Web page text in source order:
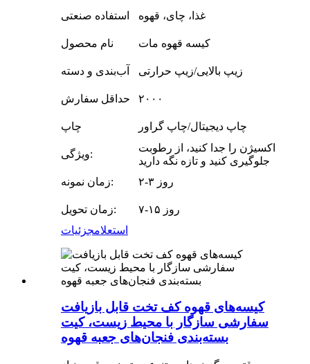
استفاده صنعتی غذا، چای، قهوه
نام محصول کیسه قهوه مات
آب‌بندی و دسته زیپ بالایی/زیپ حرارتی
حداقل سفارش ۲۰۰۰
چاپ چاپ دیجیتال/چاپ گراور
ویژگی:
اکسیژن را جدا کنید، از رطوبت
جلوگیری کنید و تازه نگه دارید
زمان نمونه:
۲-۳ روز
زمان تحویل:
۷-۱۵ روز
استعلامجزئیات
کیسه‌های قهوه کف تخت قابل بازیافت
سفارشی سازگار با محیط زیست، کیت
بسته‌بندی فنجان‌های جعبه قهوه